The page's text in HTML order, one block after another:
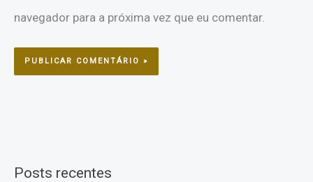
navegador para a próxima vez que eu comentar.
Posts recentes